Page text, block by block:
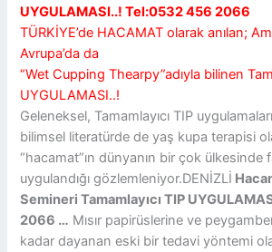
UYGULAMASI..! Tel:0532 456 2066
TÜRKİYE’de HACAMAT olarak anılan;
Avrupa’da da
“Wet Cupping Thearpy”adıyla bilinen
UYGULAMASI..!
Geleneksel, Tamamlayıcı TIP
bilimsel literatürde de yaş kupa terapisi
“hacamat”ın dünyanın bir çok ülkesinde
uygulandığı gözlemleniyor.DENİZLİ
Semineri Tamamlayıcı TIP
2066 … Mısır papirüslerine ve
kadar dayanan eski bir tedavi yöntemi